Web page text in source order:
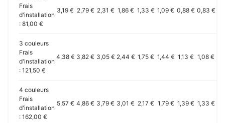
Frais
d'installation
: 81,00 €
3,19 € 2,79 € 2,31 € 1,86 € 1,33 € 1,09 € 0,88 € 0,83 €
3 couleurs
Frais
d'installation
: 121,50 €
4,38 € 3,82 € 3,05 € 2,44 € 1,75 € 1,44 € 1,13 € 1,08 €
4 couleurs
Frais
d'installation
: 162,00 €
5,57 € 4,86 € 3,79 € 3,01 € 2,17 € 1,79 € 1,39 € 1,33 €